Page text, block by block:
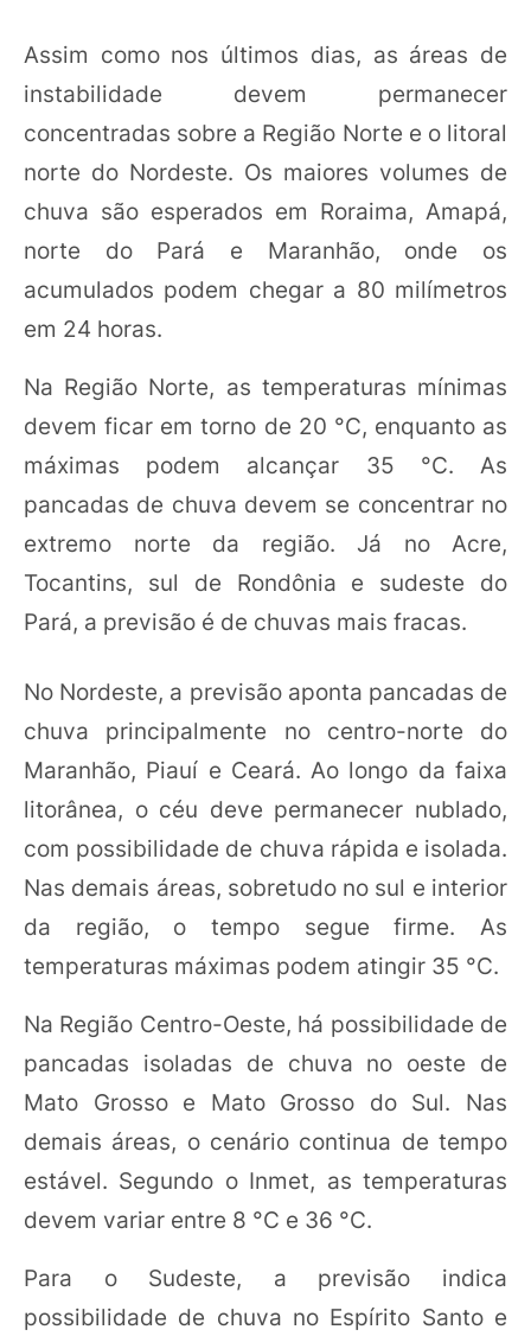
Assim como nos últimos dias, as áreas de
instabilidade devem permanecer
concentradas sobre a Região Norte e o litoral
norte do Nordeste. Os maiores volumes de
chuva são esperados em Roraima, Amapá,
norte do Pará e Maranhão, onde os
acumulados podem chegar a 80 milímetros
em 24 horas.
Na Região Norte, as temperaturas mínimas
devem ficar em torno de 20 °C, enquanto as
máximas podem alcançar 35 °C. As
pancadas de chuva devem se concentrar no
extremo norte da região. Já no Acre,
Tocantins, sul de Rondônia e sudeste do
Pará, a previsão é de chuvas mais fracas.
No Nordeste, a previsão aponta pancadas de
chuva principalmente no centro-norte do
Maranhão, Piauí e Ceará. Ao longo da faixa
litorânea, o céu deve permanecer nublado,
com possibilidade de chuva rápida e isolada.
Nas demais áreas, sobretudo no sul e interior
da região, o tempo segue firme. As
temperaturas máximas podem atingir 35 °C.
Na Região Centro-Oeste, há possibilidade de
pancadas isoladas de chuva no oeste de
Mato Grosso e Mato Grosso do Sul. Nas
demais áreas, o cenário continua de tempo
estável. Segundo o Inmet, as temperaturas
devem variar entre 8 °C e 36 °C.
Para o Sudeste, a previsão indica
possibilidade de chuva no Espírito Santo e